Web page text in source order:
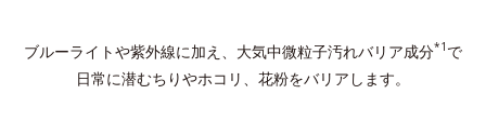
ブルーライトや紫外線に加え、大気中微粒子汚れバリア成分*1 で
日常に潜むちりやホコリ、花粉をバリアします。